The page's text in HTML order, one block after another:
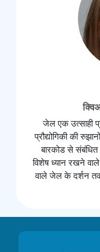
जेल एक उत्साही
प्रौद्योगिकी की
बारकोड से
विशेष ध्यान रखने
वाले जेल के दर्शन